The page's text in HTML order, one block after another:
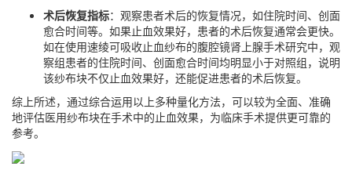
术后恢复指标：观察患者术后的恢复情况，如住院时间、创面
愈合时间等。如果止血效果好，患者的术后恢复通常会更快。
如在使用速绫可吸收止血纱布的腹腔镜肾上腺手术研究中，观
察组患者的住院时间、创面愈合时间均明显小于对照组，说明
该纱布块不仅止血效果好，还能促进患者的术后恢复。
综上所述，通过综合运用以上多种量化方法，可以较为全面、准确
地评估医用纱布块在手术中的止血效果，为临床手术提供更可靠的
参考。